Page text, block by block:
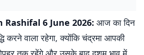
Rashifal 6 June 2026: आज का दिन
करने वाला रहेगा, क्योंकि चंद्रमा आपकी